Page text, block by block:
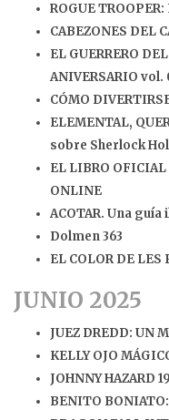
ROGUE
CABEZONES DEL
EL GUERRERO
ANIVERSARIO vol.
CÓMO
ELEMENTAL,
sobre Sherlock
EL LIBRO OFICIAL
ONLINE
ACOTAR. Una
Dolmen 363
EL COLOR DE LES
JUNIO 2025
JUEZ DREDD: UN
KELLY OJO
JOHNNY HAZARD
BENITO